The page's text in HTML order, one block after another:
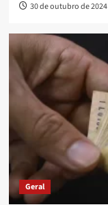
30 de outubro de 2024
Geral